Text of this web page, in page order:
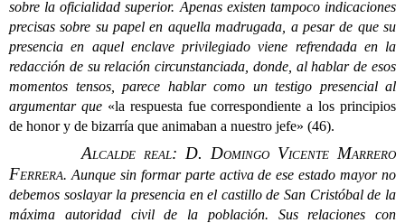
sobre la oficialidad superior. Apenas existen tampoco indicaciones
precisas sobre su papel en aquella madrugada, a pesar de que su
presencia en aquel enclave privilegiado viene refrendada en la
redacción de su relación circunstanciada, donde, al hablar de esos
momentos tensos, parece hablar como un testigo presencial al
argumentar que «la respuesta fue correspondiente a los principios
de honor y de bizarría que animaban a nuestro jefe» (46).
Alcalde real: D. Domingo Vicente Marrero
Ferrera. Aunque sin formar parte activa de ese estado mayor no
debemos soslayar la presencia en el castillo de San Cristóbal de la
máxima autoridad civil de la población. Sus relaciones con